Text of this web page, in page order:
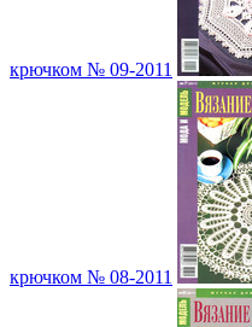
крючком № 09-2011
крючком № 08-2011